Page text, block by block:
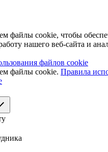
файлы cookie, чтобы
нашего веб-сайта и
файлов cookie
файлы cookie. Правила